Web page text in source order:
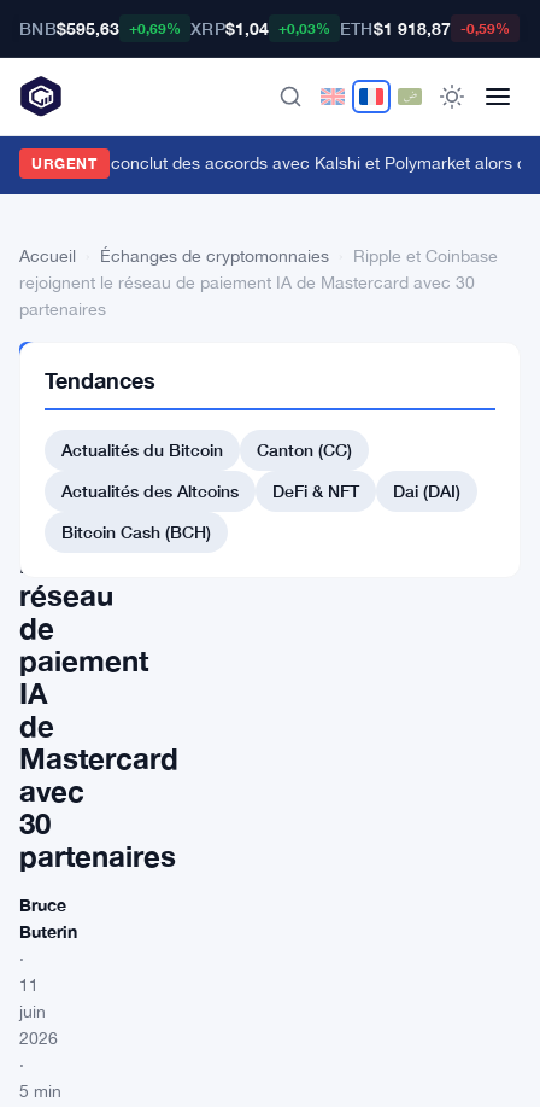
BNB$595,63 +0,69% XRP$1,04 +0,03% ETH$1 918,87 -0,59%
URGENT
Sports conclut des accords avec Kalshi et Polymarket alors
Accueil Échanges de cryptomonnaies
Ripple et Coinbase
rejoignent le réseau de paiement IA de Mastercard avec 30
partenaires
CRYPTOMONNAIES
Coinbase
rejoignent
le
réseau
de
paiement
IA
de
Mastercard
avec
30
partenaires
Bruce
Buterin
·
11
juin
2026
·
5 min
Tendances
Actualités du Bitcoin
Canton (CC)
Actualités des Altcoins
DeFi & NFT
Dai (DAI)
Bitcoin Cash (BCH)